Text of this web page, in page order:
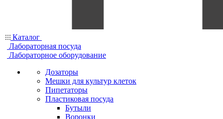
Каталог
Лабораторная посуда
Лабораторное оборудование
Дозаторы
Мешки для культур клеток
Пипетаторы
Пластиковая посуда
Бутыли
Воронки